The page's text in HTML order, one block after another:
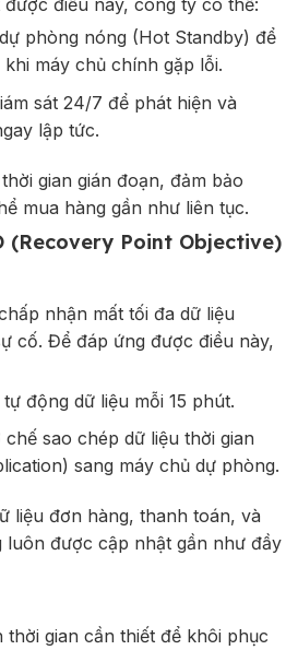
điều này, công ty có thể:
phòng nóng (Hot Standby) để
máy chủ chính gặp lỗi.
sát 24/7 để phát hiện và
lập tức.
gian gián đoạn, đảm bảo
mua hàng gần như liên tục.
(Recovery Point Objective)
nhận mất tối đa dữ liệu
cố. Để đáp ứng được điều này,
động dữ liệu mỗi 15 phút.
sao chép dữ liệu thời gian
sang máy chủ dự phòng.
liệu đơn hàng, thanh toán, và
luôn được cập nhật gần như đầy
thời gian cần thiết để khôi phục